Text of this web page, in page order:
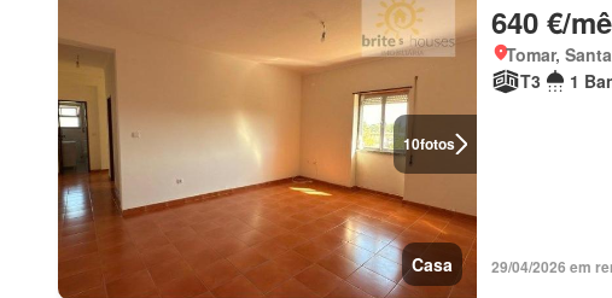
10fotos
Casa
640 €/
Tomar,
T3
1
29/04/2026 em